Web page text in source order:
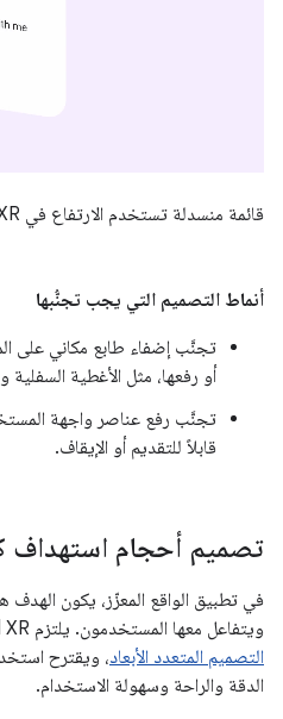
قائمة منسدلة تستخدم الارتفاع في Android XR
أنماط التصميم التي يجب تجنُّبها
تجنَّب إضفاء طابع مكاني على
أو رفعها، مثل الأغطية السفلية
تجنَّب رفع عناصر واجهة
قابلاً للتقديم أو الإيقاف.
تصميم أحجام استهداف
في تطبيق الواقع المعزّز، يكون الهدف
ويتفاعل معها المستخدمون. يلتزم Android XR
التصميم المتعدد الأبعاد، ويقترح
الدقة والراحة وسهولة الاستخدام.